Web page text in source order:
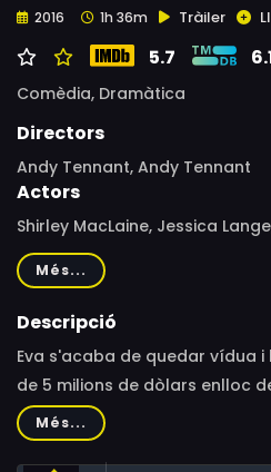
2016 1h 36m Tràiler
5.7
Comèdia, Dramàtica
Directors
Andy Tennant, Andy Tennant
Actors
Shirley MacLaine, Jessica
Slocum, Colin Walker, Robert
Vincent De Paul, Rachel
Connolly, Santiago Segura,
Ben Temple, Marnee
Gall, Miles Mussenden, Eileen
Stephanie Beacham, Adam
Antonio Ibáñez, Frank Feys,
Més...
Descripció
Eva s'acaba de quedar vídua
de 5 milions de dòlars enlloc
de veritat. Decideix anar a
la seva millor amiga, però
Més...